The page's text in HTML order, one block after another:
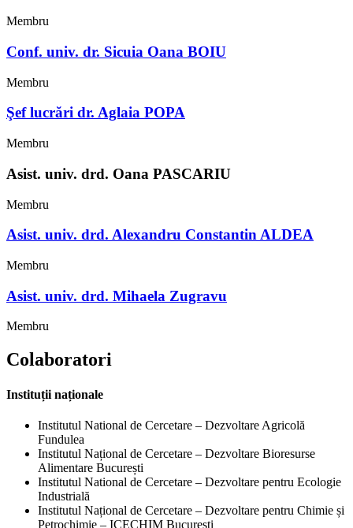
Membru
Conf. univ. dr. Sicuia Oana BOIU
Membru
Şef lucrări dr. Aglaia POPA
Membru
Asist. univ. drd. Oana PASCARIU
Membru
Asist. univ. drd. Alexandru Constantin ALDEA
Membru
Asist. univ. drd. Mihaela Zugravu
Membru
Colaboratori
Instituții naționale
Institutul National de Cercetare – Dezvoltare Agricolă
Fundulea
Institutul Național de Cercetare – Dezvoltare Bioresurse
Alimentare București
Institutul National de Cercetare – Dezvoltare pentru Ecologie
Industrială
Institutul Național de Cercetare – Dezvoltare pentru Chimie și
Petrochimie – ICECHIM București